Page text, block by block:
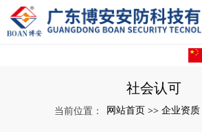
社会认可
当前位置： 网站首页 >> 企业资质